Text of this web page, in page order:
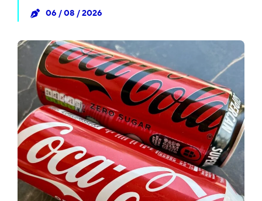
06 / 08 / 2026